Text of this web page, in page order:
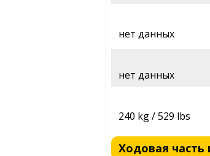
нет данных
нет данных
240 kg / 529 lbs
Ходовая часть